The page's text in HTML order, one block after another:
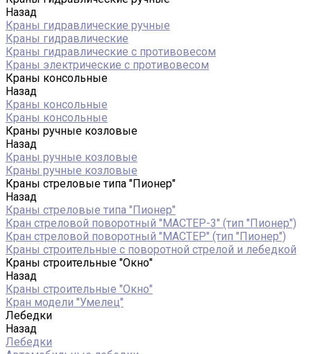
Назад
Краны гидравлические ручные
Краны гидравлические
Краны гидравлические с противовесом
Краны электрические с противовесом
Краны консольные
Назад
Краны консольные
Краны консольные
Краны ручные козловые
Назад
Краны ручные козловые
Краны ручные козловые
Краны стреловые типа "Пионер"
Назад
Краны стреловые типа "Пионер"
Кран стреловой поворотный "МАСТЕР-3" (тип "Пионер")
Кран стреловой поворотный "МАСТЕР" (тип "Пионер")
Краны строительные с поворотной стрелой и лебедкой
Краны строительные "Окно"
Назад
Краны строительные "Окно"
Кран модели "Умелец"
Лебедки
Назад
Лебедки